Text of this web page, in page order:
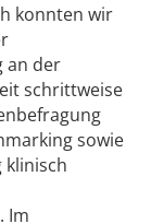
konnten wir
an der
schrittweise
sowie
klinisch
Im